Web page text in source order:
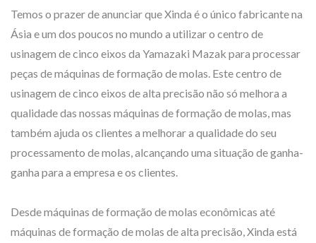
Temos o prazer de anunciar que Xinda é o único fabricante na
Ásia e um dos poucos no mundo a utilizar o centro de
usinagem de cinco eixos da Yamazaki Mazak para processar
peças de máquinas de formação de molas. Este centro de
usinagem de cinco eixos de alta precisão não só melhora a
qualidade das nossas máquinas de formação de molas, mas
também ajuda os clientes a melhorar a qualidade do seu
processamento de molas, alcançando uma situação de ganha-
ganha para a empresa e os clientes.
Desde máquinas de formação de molas econômicas até
máquinas de formação de molas de alta precisão, Xinda está